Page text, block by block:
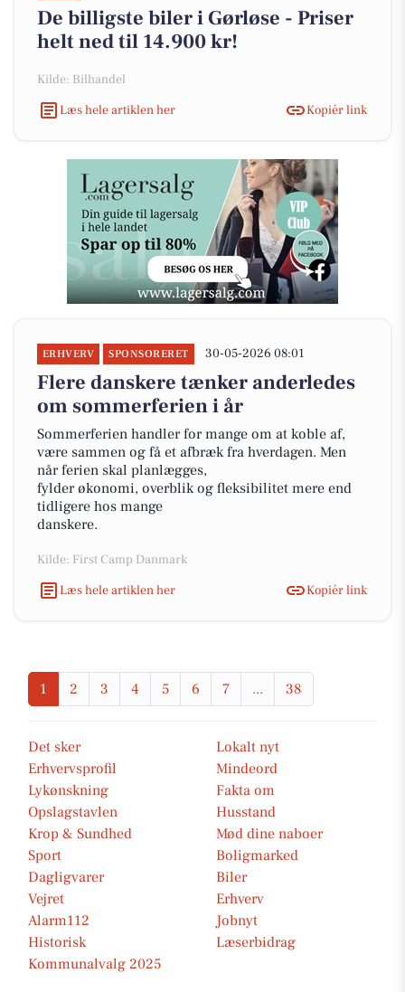
De billigste biler i Gørløse - Priser
helt ned til 14.900 kr!
Kilde: Bilhandel
Læs hele artiklen her
Kopiér link
ERHVERV SPONSORERET 30-05-2026 08:01
Flere danskere tænker anderledes
om sommerferien i år
Sommerferien handler for mange om at koble af,
være sammen og få et afbræk fra hverdagen. Men
når ferien skal planlægges,
fylder økonomi, overblik og fleksibilitet mere end
tidligere hos mange
danskere.
Kilde: First Camp Danmark
Læs hele artiklen her
Kopiér link
1 2 3 4 5 6 7 ... 38
Det sker
Lokalt nyt
Erhvervsprofil
Mindeord
Lykønskning
Fakta om
Opslagstavlen
Husstand
Krop & Sundhed
Mød dine naboer
Sport
Boligmarked
Dagligvarer
Biler
Vejret
Erhverv
Alarm112
Jobnyt
Historisk
Læserbidrag
Kommunalvalg 2025